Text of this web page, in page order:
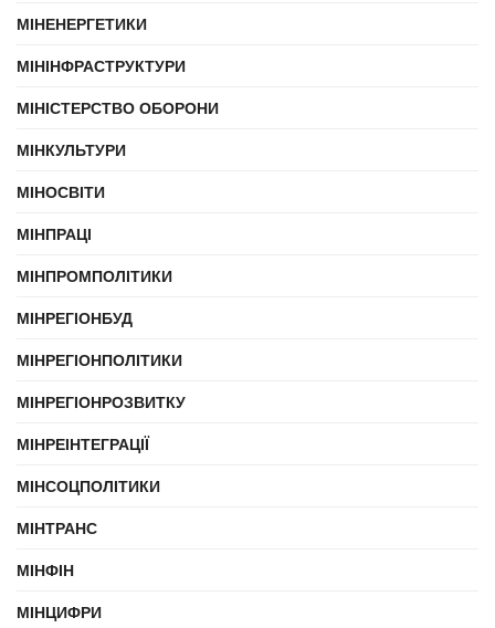
МІНЕНЕРГЕТИКИ
МІНІНФРАСТРУКТУРИ
МІНІСТЕРСТВО ОБОРОНИ
МІНКУЛЬТУРИ
МІНОСВІТИ
МІНПРАЦІ
МІНПРОМПОЛІТИКИ
МІНРЕГІОНБУД
МІНРЕГІОНПОЛІТИКИ
МІНРЕГІОНРОЗВИТКУ
МІНРЕІНТЕГРАЦІЇ
МІНСОЦПОЛІТИКИ
МІНТРАНС
МІНФІН
МІНЦИФРИ